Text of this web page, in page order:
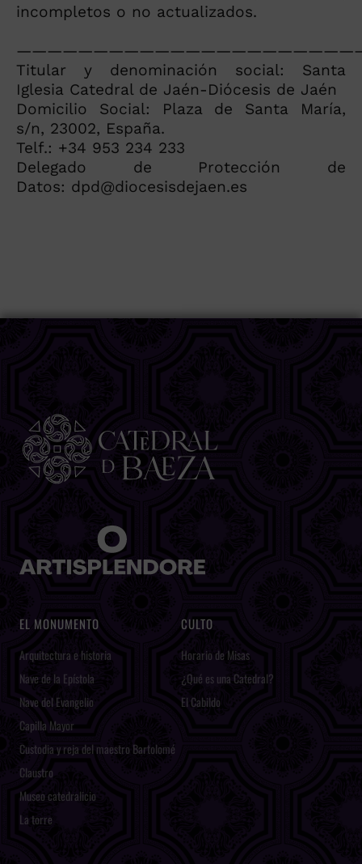
incompletos o no actualizados.
Titular y denominación social: Santa
Iglesia Catedral de Jaén-Diócesis de Jaén
Domicilio Social: Plaza de Santa María,
s/n, 23002, España.
Telf.: +34 953 234 233
Delegado de Protección de
Datos: dpd@diocesisdejaen.es
EL MONUMENTO
Arquitectura e historia
Nave de la Epístola
Nave del Evangelio
Capilla Mayor
Custodia y reja del maestro Bartolomé
Claustro
Museo catedralicio
La torre
CULTO
Horario de Misas
¿Qué es una Catedral?
El Cabildo